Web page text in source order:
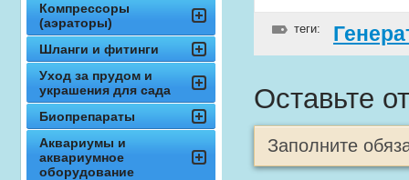
теги:
Оставьте
Заполните
Компрессоры
(аэраторы)
Шланги и фитинги
Уход за прудом и
украшения для сада
Биопрепараты
Аквариумы и
аквариумное
оборудование